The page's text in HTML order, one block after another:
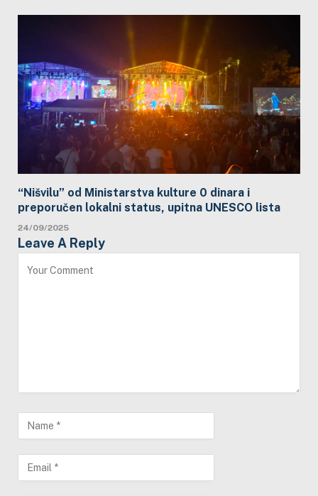
“Nišvilu” od Ministarstva kulture 0 dinara i
preporučen lokalni status, upitna UNESCO lista
24/09/2025
Leave A Reply